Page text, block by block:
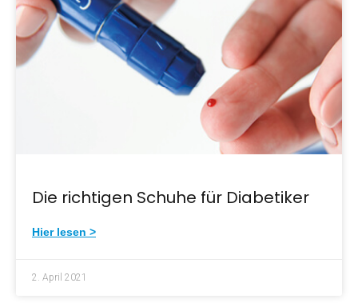
Die richtigen Schuhe für Diabetiker
Hier lesen >
2. April 2021